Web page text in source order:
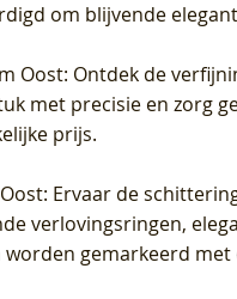
om blijvende
Oost: Ontdek de
met precisie en zorg
prijs.
: Ervaar de
verlovingsringen,
gemarkeerd met